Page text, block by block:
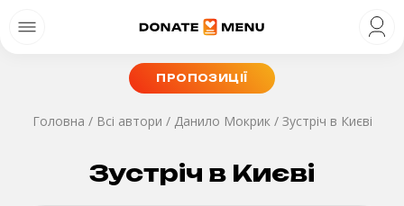
ПРОПОЗИЦІЇ
Головна / Всі автори / Данило Мокрик/ Зустріч в Києві
Зустріч в Києві